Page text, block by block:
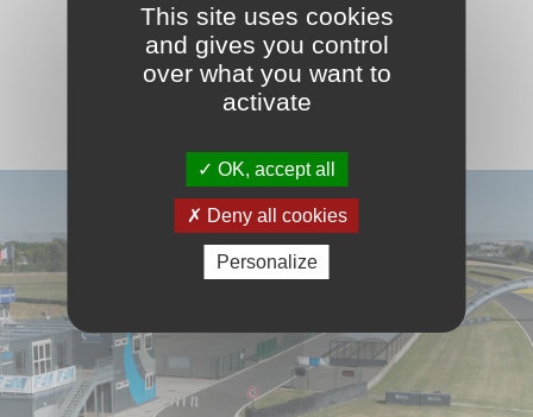
This site uses cookies
and gives you control
over what you want to
activate
OK, accept all
Deny all cookies
Personalize